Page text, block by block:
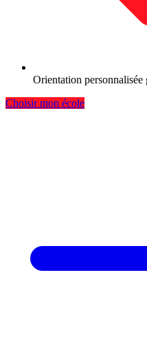
Orientation personnalisée
Choisir mon école